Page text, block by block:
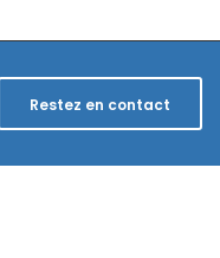
Restez en contact